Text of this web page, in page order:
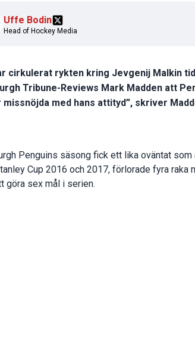
Uffe Bodin
Head of Hockey Media
cirkulerat rykten kring Jevgenij Malkin
Tribune-Reviews Mark Madden att
missnöjda med hans attityd”, skriver
Penguins säsong fick ett lika oväntat
Cup 2016 och 2017, förlorade fyra
göra sex mål i serien.